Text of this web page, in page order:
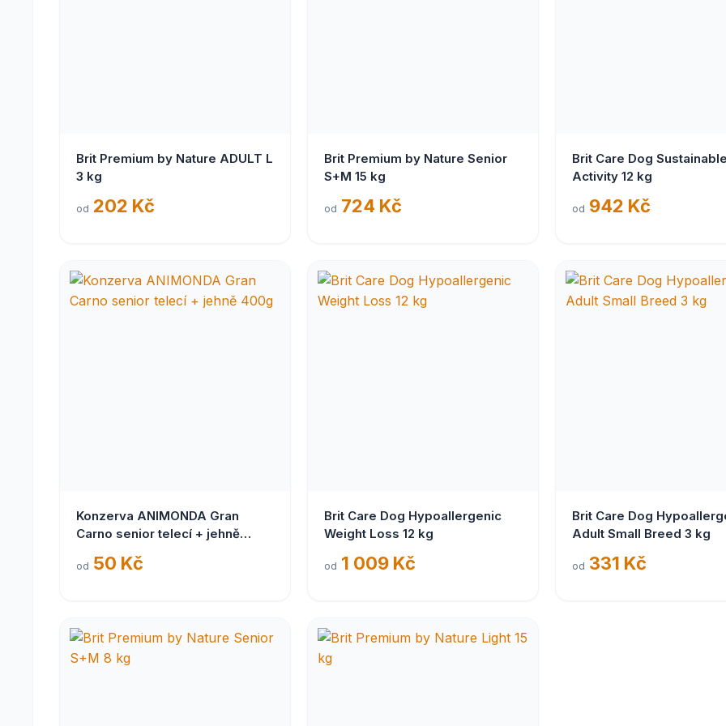
Brit Premium by Nature ADULT L
3 kg
od 202 Kč
Brit Premium by Nature Senior
S+M 15 kg
od 724 Kč
Brit Care Dog
Activity 12 kg
od 942 Kč
Konzerva ANIMONDA Gran
Carno senior telecí + jehně
od 50 Kč
Brit Care Dog Hypoallergenic
Weight Loss 12 kg
od 1 009 Kč
Brit Care Dog
Adult Small Breed 3 kg
od 331 Kč